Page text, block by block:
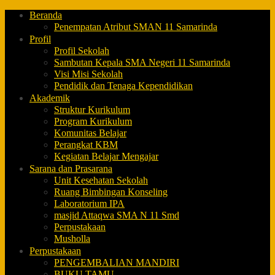
Beranda
Penempatan Atribut SMAN 11 Samarinda
Profil
Profil Sekolah
Sambutan Kepala SMA Negeri 11 Samarinda
Visi Misi Sekolah
Pendidik dan Tenaga Kependidikan
Akademik
Struktur Kurikulum
Program Kurikulum
Komunitas Belajar
Perangkat KBM
Kegiatan Belajar Mengajar
Sarana dan Prasarana
Unit Kesehatan Sekolah
Ruang Bimbingan Konseling
Laboratorium IPA
masjid Attaqwa SMA N 11 Smd
Perpustakaan
Musholla
Perpustakaan
PENGEMBALIAN MANDIRI